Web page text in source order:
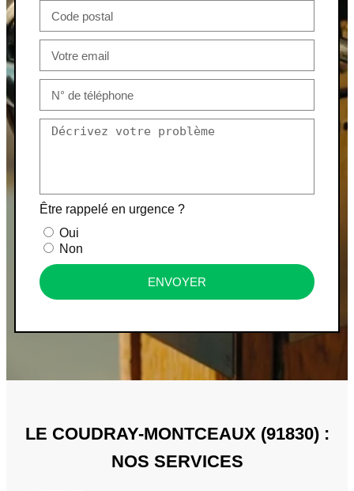
Être rappelé en urgence ?
Oui
Non
ENVOYER
LE COUDRAY-MONTCEAUX (91830) :
NOS SERVICES